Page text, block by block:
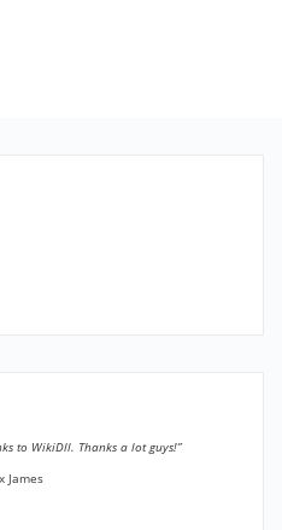
to WikiDll. Thanks a lot guys!”
James